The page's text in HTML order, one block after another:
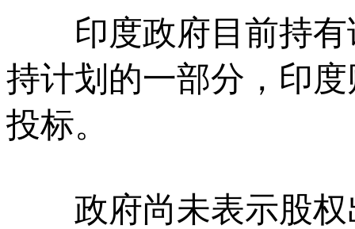
印度政府目前持有
持计划的一部分，印
投标。
政府尚未表示股权